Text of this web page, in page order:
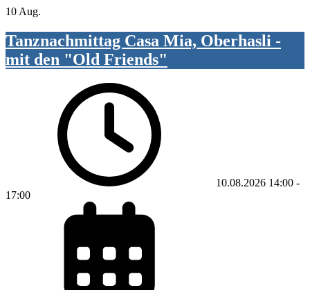
10 Aug.
Tanznachmittag Casa Mia, Oberhasli -
mit den "Old Friends"
10.08.2026 14:00 -
17:00